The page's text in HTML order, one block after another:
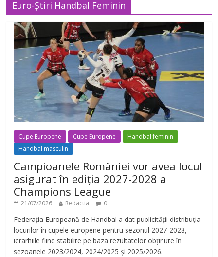
Euro-Știri Handbal Feminin
Cupe Europene Cupe Europene
Handbal feminin
Handbal masculin
Campioanele României vor avea locul
asigurat în ediția 2027-2028 a
Champions League
21/07/2026 Redactia 0
Federația Europeană de Handbal a dat publicității distribuția
locurilor în cupele europene pentru sezonul 2027-2028,
ierarhiile fiind stabilite pe baza rezultatelor obținute în
sezoanele 2023/2024, 2024/2025 și 2025/2026.